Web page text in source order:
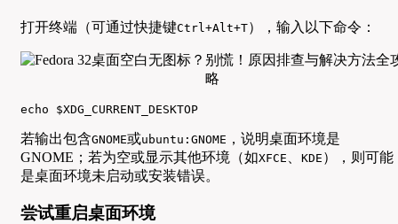
打开终端（可通过快捷键Ctrl+Alt+T），输入以下命令：
echo $XDG_CURRENT_DESKTOP
若输出包含GNOME或ubuntu:GNOME ，说明桌面环境是
GNOME；若为空或显示其他环境（如XFCE KDE ），则可能
是桌面环境未启动或安装错误。
尝试重启桌面环境